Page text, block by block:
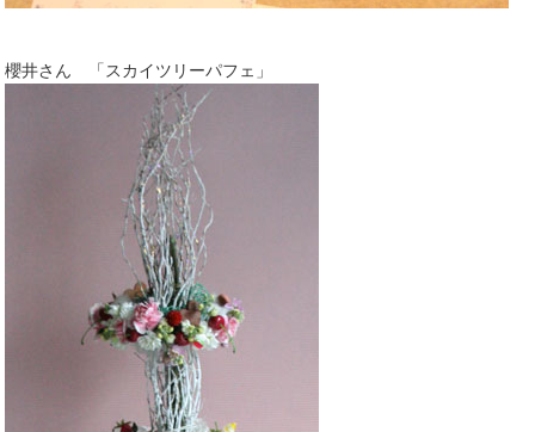
櫻井さん 「スカイツリーパフェ」